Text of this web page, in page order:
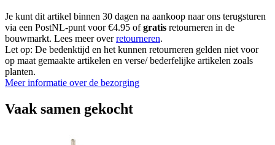
Je kunt dit artikel binnen 30 dagen na aankoop naar ons terugsturen
via een PostNL-punt voor €4.95 ofgratis retourneren in de
bouwmarkt. Lees meer overretourneren.
Let op: De bedenktijd en het kunnen retourneren gelden niet voor
op maat gemaakte artikelen en verse/ bederfelijke artikelen zoals
planten.
Meer informatie over de bezorging
Vaak samen gekocht